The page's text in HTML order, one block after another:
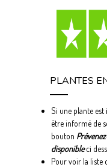
PLANTES
Si une plante
être informé de
bouton
disponibleci
Pour voir la liste